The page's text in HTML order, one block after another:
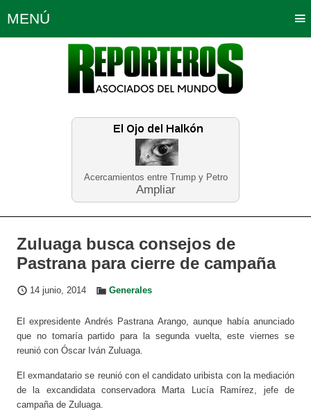
Acercamientos entre Trump y Petro
Ampliar
MENÚ
Política Opinión Bogotá
Planeta Tierra Deportes
Educación Neira
Zuluaga busca consejos de
Pastrana para cierre de campaña
14 junio, 2014 Generales
El expresidente Andrés Pastrana Arango, aunque había anunciado
que no tomaría partido para la segunda vuelta, este viernes se
reunió con Óscar Iván Zuluaga.
El exmandatario se reunió con el candidato uribista con la mediación
de la excandidata conservadora Marta Lucía Ramírez, jefe de
campaña de Zuluaga.